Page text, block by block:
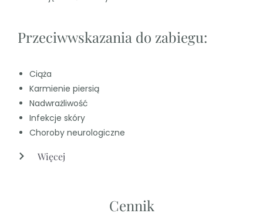
Przeciwwskazania do zabiegu:
Ciąża
Karmienie piersią
Nadwrażliwość
Infekcje skóry
Choroby neurologiczne
Więcej
Cennik